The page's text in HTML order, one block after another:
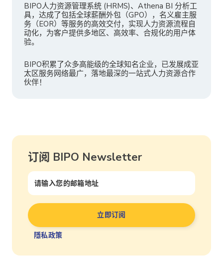
BIPO人力资源管理系统 (HRMS)、Athena BI 分析工
具，达成了包括全球薪酬外包（GPO），名义雇主服
务（EOR）等服务的高效交付，实现人力资源流程自
动化，为客户提供多地区、高效率、合规化的用户体
验。
BIPO积累了众多高能级的全球知名企业，已发展成亚
太区服务网络最广，落地最深的一站式人力资源合作
伙伴！
订阅 BIPO Newsletter
隱私政策